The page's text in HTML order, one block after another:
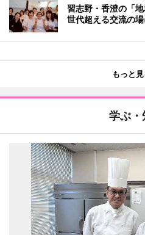
習志野・香澄の「
世代超える交流の場
もっと
学ぶ・